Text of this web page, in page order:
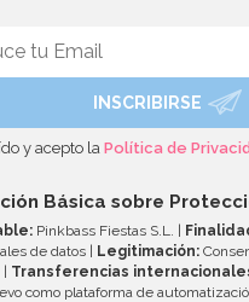
Combo Bosque encantado
AÑADIR
INSCRIBIRSE
y acepto laPolítica de
Básica sobre
Pinkbass Fiestas S.L. |
de datos |
Legitimación:
Transferencias
como plataforma de